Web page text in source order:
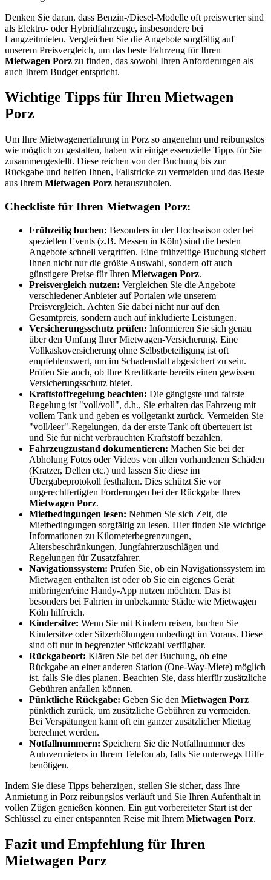
Denken Sie daran, dass Benzin-/Diesel-Modelle oft preiswerter sind
als Elektro- oder Hybridfahrzeuge, insbesondere bei
Langzeitmieten. Vergleichen Sie die Angebote sorgfältig auf
unserem Preisvergleich, um das beste Fahrzeug für Ihren
Mietwagen Porz zu finden, das sowohl Ihren Anforderungen als
auch Ihrem Budget entspricht.
Wichtige Tipps für Ihren Mietwagen
Porz
Um Ihre Mietwagenerfahrung in Porz so angenehm und reibungslos
wie möglich zu gestalten, haben wir einige essenzielle Tipps für Sie
zusammengestellt. Diese reichen von der Buchung bis zur
Rückgabe und helfen Ihnen, Fallstricke zu vermeiden und das Beste
aus Ihrem Mietwagen Porz herauszuholen.
Checkliste für Ihren Mietwagen Porz:
Frühzeitig buchen: Besonders in der Hochsaison oder bei
speziellen Events (z.B. Messen in Köln) sind die besten
Angebote schnell vergriffen. Eine frühzeitige Buchung sichert
Ihnen nicht nur die größte Auswahl, sondern oft auch
günstigere Preise für Ihren Mietwagen Porz.
Preisvergleich nutzen: Vergleichen Sie die Angebote
verschiedener Anbieter auf Portalen wie unserem
Preisvergleich. Achten Sie dabei nicht nur auf den
Gesamtpreis, sondern auch auf inkludierte Leistungen.
Versicherungsschutz prüfen: Informieren Sie sich genau
über den Umfang Ihrer Mietwagen-Versicherung. Eine
Vollkaskoversicherung ohne Selbstbeteiligung ist oft
empfehlenswert, um im Schadensfall abgesichert zu sein.
Prüfen Sie auch, ob Ihre Kreditkarte bereits einen gewissen
Versicherungsschutz bietet.
Kraftstoffregelung beachten: Die gängigste und fairste
Regelung ist "voll/voll", d.h., Sie erhalten das Fahrzeug mit
vollem Tank und geben es vollgetankt zurück. Vermeiden Sie
"voll/leer"-Regelungen, da der erste Tank oft überteuert ist
und Sie für nicht verbrauchten Kraftstoff bezahlen.
Fahrzeugzustand dokumentieren: Machen Sie bei der
Abholung Fotos oder Videos von allen vorhandenen Schäden
(Kratzer, Dellen etc.) und lassen Sie diese im
Übergabeprotokoll festhalten. Dies schützt Sie vor
ungerechtfertigten Forderungen bei der Rückgabe Ihres
Mietwagen Porz.
Mietbedingungen lesen: Nehmen Sie sich Zeit, die
Mietbedingungen sorgfältig zu lesen. Hier finden Sie wichtige
Informationen zu Kilometerbegrenzungen,
Altersbeschränkungen, Jungfahrerzuschlägen und
Regelungen für Zusatzfahrer.
Navigationssystem: Prüfen Sie, ob ein Navigationssystem im
Mietwagen enthalten ist oder ob Sie ein eigenes Gerät
mitbringen/eine Handy-App nutzen möchten. Das ist
besonders bei Fahrten in unbekannte Städte wie Mietwagen
Köln hilfreich.
Kindersitze: Wenn Sie mit Kindern reisen, buchen Sie
Kindersitze oder Sitzerhöhungen unbedingt im Voraus. Diese
sind oft nur in begrenzter Stückzahl verfügbar.
Rückgabeort: Klären Sie bei der Buchung, ob eine
Rückgabe an einer anderen Station (One-Way-Miete) möglich
ist, falls Sie dies planen. Beachten Sie, dass hierfür zusätzliche
Gebühren anfallen können.
Pünktliche Rückgabe: Geben Sie den Mietwagen Porz
pünktlich zurück, um zusätzliche Gebühren zu vermeiden.
Bei Verspätungen kann oft ein ganzer zusätzlicher Miettag
berechnet werden.
Notfallnummern: Speichern Sie die Notfallnummer des
Autovermieters in Ihrem Telefon ab, falls Sie unterwegs Hilfe
benötigen.
Indem Sie diese Tipps beherzigen, stellen Sie sicher, dass Ihre
Anmietung in Porz reibungslos verläuft und Sie Ihren Aufenthalt in
vollen Zügen genießen können. Ein gut vorbereiteter Start ist der
Schlüssel zu einer entspannten Reise mit Ihrem Mietwagen Porz.
Fazit und Empfehlung für Ihren
Mietwagen Porz